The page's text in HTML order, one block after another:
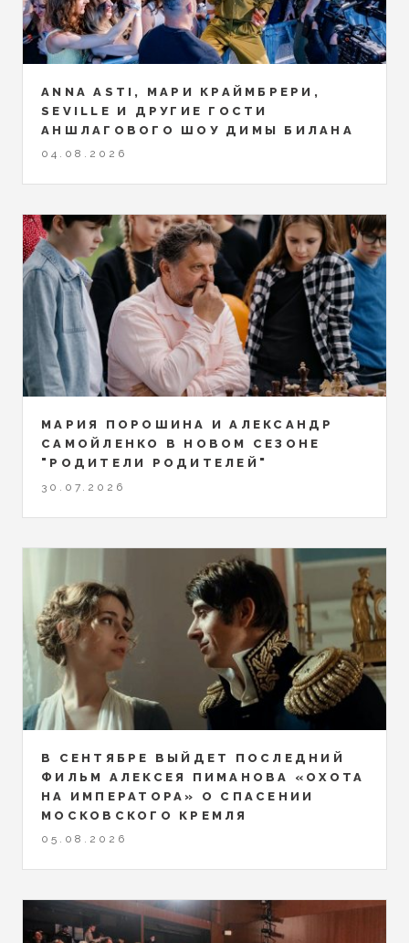
ANNA ASTI, МАРИ КРАЙМБРЕРИ,
SEVILLE И ДРУГИЕ ГОСТИ
АНШЛАГОВОГО ШОУ ДИМЫ БИЛАНА
04.08.2026
МАРИЯ ПОРОШИНА И АЛЕКСАНДР
САМОЙЛЕНКО В НОВОМ СЕЗОНЕ
"РОДИТЕЛИ РОДИТЕЛЕЙ"
30.07.2026
В СЕНТЯБРЕ ВЫЙДЕТ ПОСЛЕДНИЙ
ФИЛЬМ АЛЕКСЕЯ ПИМАНОВА «ОХОТА
НА ИМПЕРАТОРА» О СПАСЕНИИ
МОСКОВСКОГО КРЕМЛЯ
05.08.2026